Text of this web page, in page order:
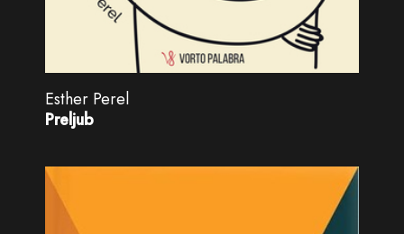
Esther Perel
Preljub